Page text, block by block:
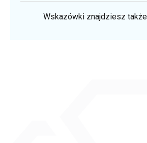
Wskazówki znajdziesz